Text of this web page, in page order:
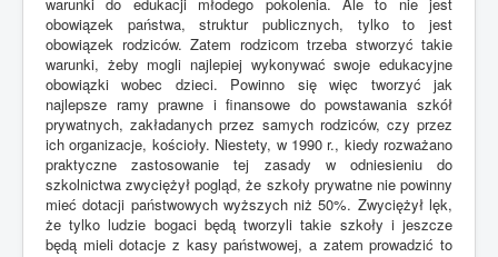
obowiązek państwa, struktur publicznych, tylko to jest
obowiązek rodziców. Zatem rodzicom trzeba stworzyć takie
warunki, żeby mogli najlepiej wykonywać swoje edukacyjne
obowiązki wobec dzieci. Powinno się więc tworzyć jak
najlepsze ramy prawne i finansowe do powstawania szkół
prywatnych, zakładanych przez samych rodziców, czy przez
ich organizacje, kościoły. Niestety, w 1990 r., kiedy rozważano
praktyczne zastosowanie tej zasady w odniesieniu do
szkolnictwa zwyciężył pogląd, że szkoły prywatne nie powinny
mieć dotacji państwowych wyższych niż 50%. Zwyciężył lęk,
że tylko ludzie bogaci będą tworzyli takie szkoły i jeszcze
będą mieli dotacje z kasy państwowej, a zatem prowadzić to